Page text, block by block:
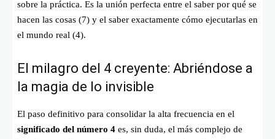
sobre la práctica. Es la unión perfecta entre el saber por qué se
hacen las cosas (7) y el saber exactamente cómo ejecutarlas en
el mundo real (4).
El milagro del 4 creyente: Abriéndose a
la magia de lo invisible
El paso definitivo para consolidar la alta frecuencia en el
significado del número 4 es, sin duda, el más complejo de